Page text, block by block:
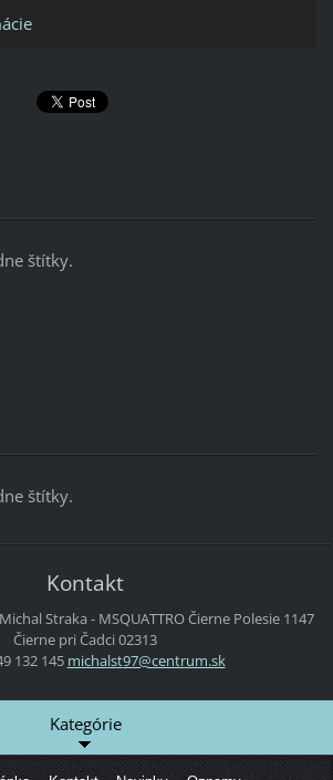
štítky.
štítky.
Kontakt
Michal Straka - MSQUATTROČierne Polesie 1147
Čierne pri Čadci 02313
132 145 michalst97@centrum.sk
Kategórie